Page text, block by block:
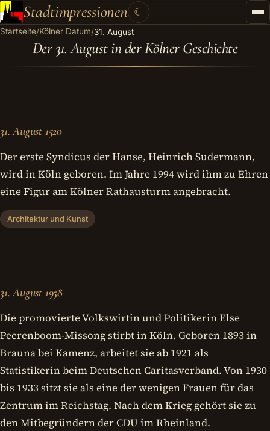
Stadtimpressionen
Startseite
Stadtführungen
Kontakt
Kategorien▾
☾
Startseite/Kölner Datum/31. August
Der 31. August in der Kölner Geschichte
31. August 1520
Der erste Syndicus der Hanse, Heinrich Sudermann,
wird in Köln geboren. Im Jahre 1994 wird ihm zu Ehren
eine Figur am Kölner Rathausturm angebracht.
Architektur und Kunst
31. August 1958
Die promovierte Volkswirtin und Politikerin Else
Peerenboom-Missong stirbt in Köln. Geboren 1893 in
Brauna bei Kamenz, arbeitet sie ab 1921 als
Statistikerin beim Deutschen Caritasverband. Von 1930
bis 1933 sitzt sie als eine der wenigen Frauen für das
Zentrum im Reichstag. Nach dem Krieg gehört sie zu
den Mitbegründern der CDU im Rheinland.